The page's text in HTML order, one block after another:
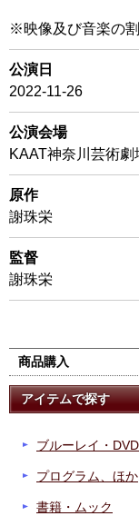
※映像及び音楽の
公演日
2022-11-26
公演会場
KAAT神奈川芸術劇
原作
謝珠栄
監督
謝珠栄
商品購入
アイテムで探す
ブルーレイ・
プログラム、ほか
書籍・ムック